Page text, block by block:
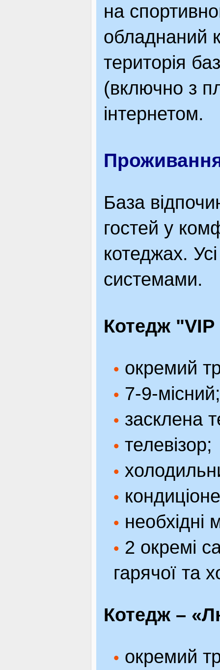
на
обладнаний
територія
(включно з
інтернетом.
База
гостей у
котеджах.
системами.
Котедж
• окремий
• 7-9-місний;
• засклена
• телевізор;
•
•
• необхідні
• 2 окремі
гарячої та
Котедж –
• окремий